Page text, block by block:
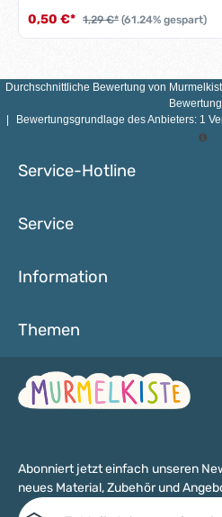
Erdbeere: Material:
mmMotiv: ErdbeereBohrung:
NICHT FÜR KINDER UNTER 3
0,50 €* 1,29 €* (61.24% gespart)
Durchschnittliche Bewertung von
Bewertungsgrundlage des Anbieters: 1
Service-Hotline
Service
Information
Themen
Abonniert jetzt einfach unseren
neues Material, Zubehör und
E-Mail-Adresse*